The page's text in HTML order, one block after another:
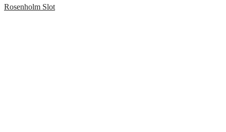
Rosenholm Slot